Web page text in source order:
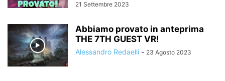
21 Settembre 2023
Abbiamo provato in anteprima
THE 7TH GUEST VR!
Alessandro Redaelli - 23 Agosto 2023